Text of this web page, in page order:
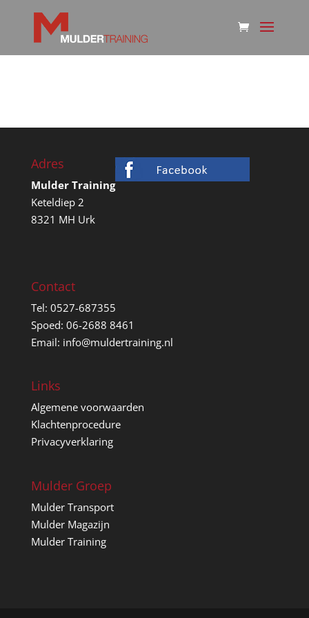
Adres
Mulder Training
Keteldiep 2
8321 MH Urk
Contact
Tel: 0527-687355
Spoed: 06-2688 8461
Email: info@muldertraining.nl
Links
Algemene voorwaarden
Klachtenprocedure
Privacyverklaring
Mulder Groep
Mulder Transport
Mulder Magazijn
Mulder Training